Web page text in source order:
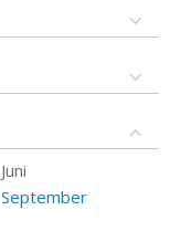
Juni
September